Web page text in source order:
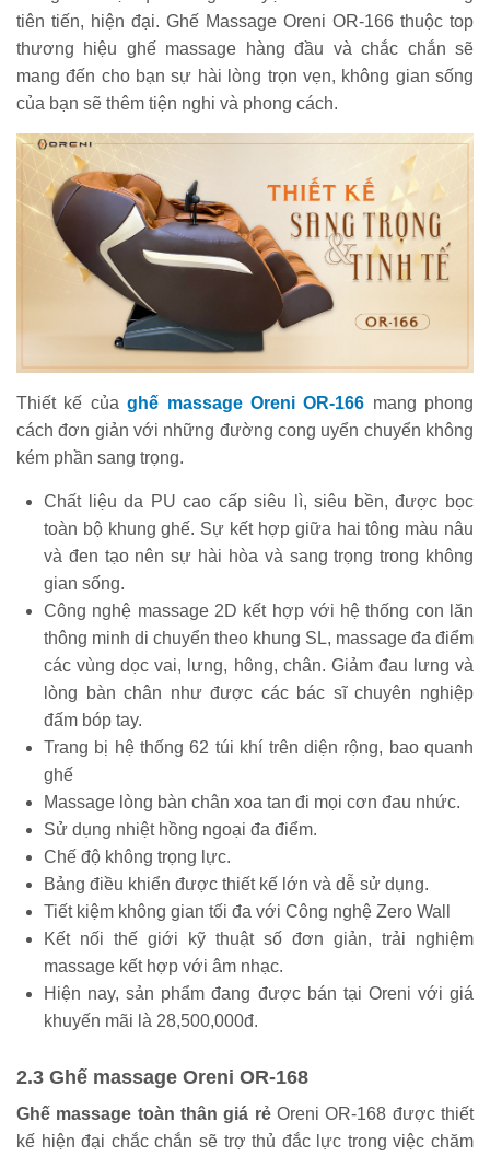
tiên tiến, hiện đại. Ghế Massage Oreni OR-166 thuộc top
thương hiệu ghế massage hàng đầu và chắc chắn sẽ
mang đến cho bạn sự hài lòng trọn vẹn, không gian sống
của bạn sẽ thêm tiện nghi và phong cách.
Thiết kế củaghế massage Oreni OR-166 mang phong
cách đơn giản với những đường cong uyển chuyển không
kém phần sang trọng.
Chất liệu da PU cao cấp siêu lì, siêu bền, được bọc
toàn bộ khung ghế. Sự kết hợp giữa hai tông màu nâu
và đen tạo nên sự hài hòa và sang trọng trong không
gian sống.
Công nghệ massage 2D kết hợp với hệ thống con lăn
thông minh di chuyển theo khung SL, massage đa điểm
các vùng dọc vai, lưng, hông, chân. Giảm đau lưng và
lòng bàn chân như được các bác sĩ chuyên nghiệp
đấm bóp tay.
Trang bị hệ thống 62 túi khí trên diện rộng, bao quanh
ghế
Massage lòng bàn chân xoa tan đi mọi cơn đau nhức.
Sử dụng nhiệt hồng ngoại đa điểm.
Chế độ không trọng lực.
Bảng điều khiển được thiết kế lớn và dễ sử dụng.
Tiết kiệm không gian tối đa với Công nghệ Zero Wall
Kết nối thế giới kỹ thuật số đơn giản, trải nghiệm
massage kết hợp với âm nhạc.
Hiện nay, sản phẩm đang được bán tại Oreni với giá
khuyến mãi là 28,500,000đ.
2.3 Ghế massage Oreni OR-168
Ghế massage toàn thân giá rẻOreni OR-168 được thiết
kế hiện đại chắc chắn sẽ trợ thủ đắc lực trong việc chăm